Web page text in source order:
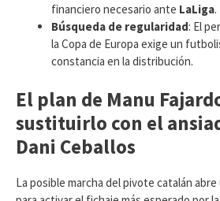
financiero necesario ante LaLiga.
Búsqueda de regularidad: El
la Copa de Europa exige un
constancia en la distribución.
El plan de Manu
sustituirlo con el
Dani Ceballos
​La posible marcha del pivote catalán